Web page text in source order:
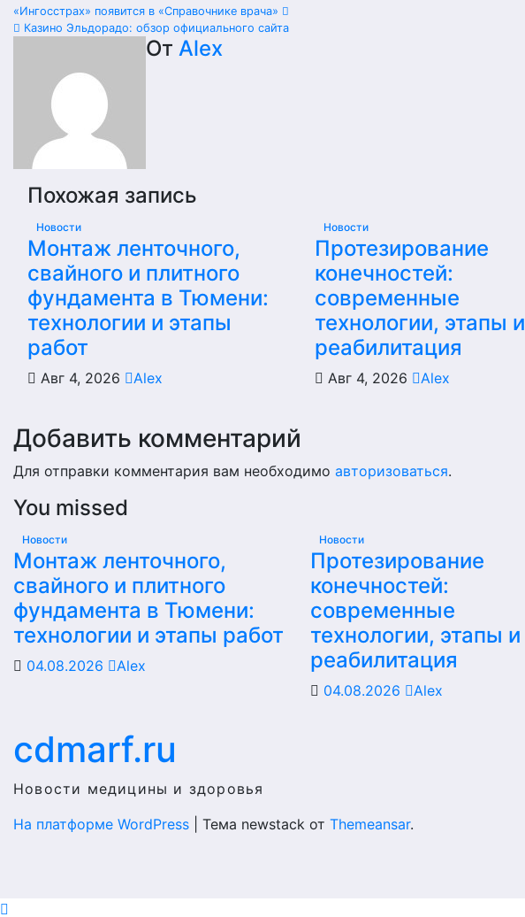
Навигация
записям
«Ингосстрах» появится в «Справочнике врача»
Казино Эльдорадо: обзор официального сайта
От Alex
Похожая запись
Новости
Монтаж ленточного,
свайного и плитного
фундамента в Тюмени:
технологии и этапы
работ
Авг 4, 2026 Alex
Новости
Протезирование
конечностей:
современные
технологии, этапы и
реабилитация
Авг 4, 2026 Alex
Добавить комментарий
Для отправки комментария вам необходимо авторизоваться.
You missed
Новости
Монтаж ленточного,
свайного и плитного
фундамента в Тюмени:
технологии и этапы работ
04.08.2026 Alex
Новости
Протезирование
конечностей:
современные
технологии, этапы и
реабилитация
04.08.2026 Alex
cdmarf.ru
Новости медицины и здоровья
На платформе WordPress
Тема newstack от Themeansar.